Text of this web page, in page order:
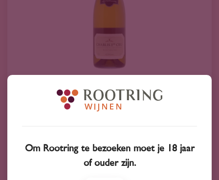
La Chablisienne 1er Cru Montmains 2022
Chardonnay
La Chablisienne
Om Rootring te bezoeken moet je 18 jaar
of ouder zijn.